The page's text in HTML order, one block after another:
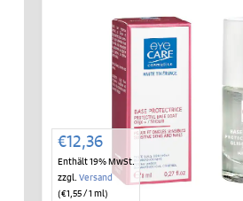
€12,36
Enthält 19% MwSt.
zzgl. Versand
(€1,55/ 1 ml)